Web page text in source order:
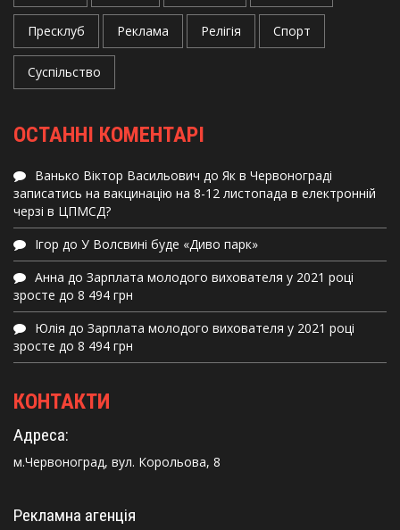
Пресклуб Реклама Релігія Спорт
Суспільство
ОСТАННІ КОМЕНТАРІ
Ванько Віктор Васильович до Як в Червонограді
записатись на вакцинацію на 8-12 листопада в електронній
черзі в ЦПМСД?
Ігор до У Волсвині буде «Диво парк»
Анна до Зарплата молодого вихователя у 2021 році
зросте до 8 494 грн
Юлія до Зарплата молодого вихователя у 2021 році
зросте до 8 494 грн
КОНТАКТИ
Адреса:
м.Червоноград, вул. Корольова, 8
Рекламна агенція